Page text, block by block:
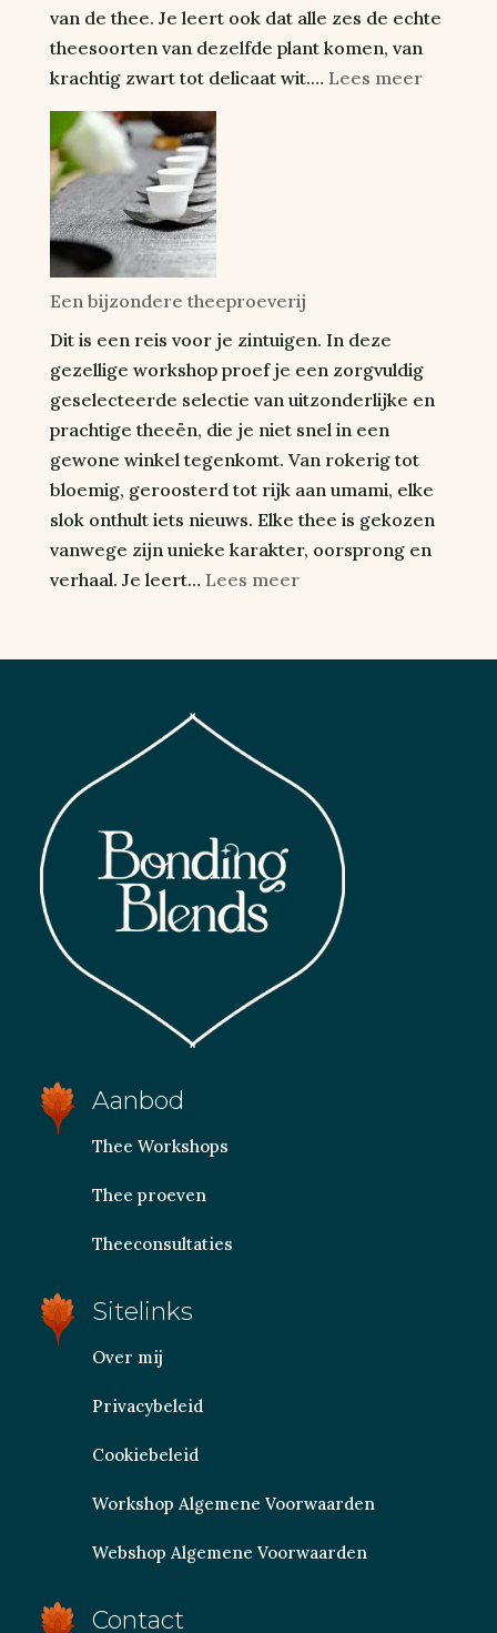
van de thee. Je leert ook dat alle zes de echte
theesoorten van dezelfde plant komen, van
krachtig zwart tot delicaat wit.… Lees meer:
Een bijzondere theeproeverij
Dit is een reis voor je zintuigen. In deze
gezellige workshop proef je een zorgvuldig
geselecteerde selectie van uitzonderlijke en
prachtige theeën, die je niet snel in een
gewone winkel tegenkomt. Van rokerig tot
bloemig, geroosterd tot rijk aan umami, elke
slok onthult iets nieuws. Elke thee is gekozen
vanwege zijn unieke karakter, oorsprong en
verhaal. Je leert… Lees meer:
Aanbod
Thee Workshops
Thee proeven
Theeconsultaties
Sitelinks
Over mij
Privacybeleid
Cookiebeleid
Workshop Algemene Voorwaarden
Webshop Algemene Voorwaarden
Contact